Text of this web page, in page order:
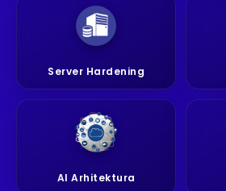
Server Hardening
AI Arhitektura